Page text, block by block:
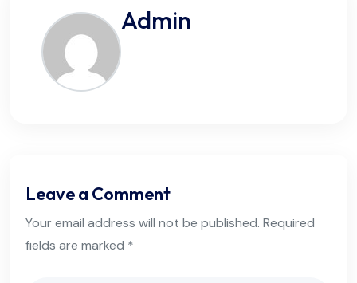
Admin
Leave a Comment
Your email address will not be published. Required
fields are marked *